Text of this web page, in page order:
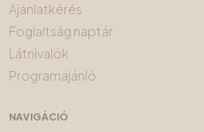
Ajánlatkérés
Foglaltság naptár
Látnivalók
Programajánló
NAVIGÁCIÓ